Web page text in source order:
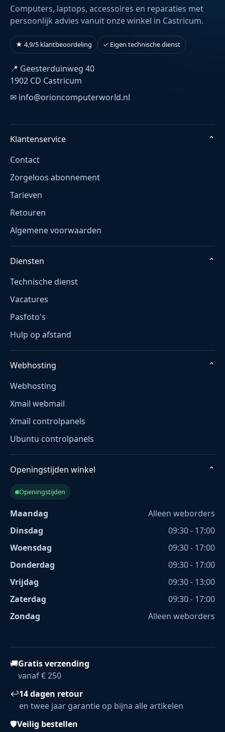
Computers, laptops, accessoires en reparaties met
persoonlijk advies vanuit onze winkel in Castricum.
★ 4,9/5 klantbeoordeling ✓ Eigen technische dienst
📍 Geesterduinweg 40
1902 CD Castricum
✉ info@orioncomputerworld.nl
Klantenservice
⌄
Contact
Zorgeloos abonnement
Tarieven
Retouren
Algemene voorwaarden
Diensten
⌄
Technische dienst
Vacatures
Pasfoto's
Hulp op afstand
Webhosting
⌄
Webhosting
Xmail webmail
Xmail controlpanels
Ubuntu controlpanels
Openingstijden winkel ⌄
Openingstijden
Maandag
Alleen weborders
Dinsdag
09:30 - 17:00
Woensdag
09:30 - 17:00
Donderdag
09:30 - 17:00
Vrijdag
09:30 - 13:00
Zaterdag
09:30 - 17:00
Zondag
Alleen weborders
🚚Gratis verzending
vanaf € 250
↩14 dagen retour
en twee jaar garantie op bijna alle artikelen
🛡Veilig bestellen